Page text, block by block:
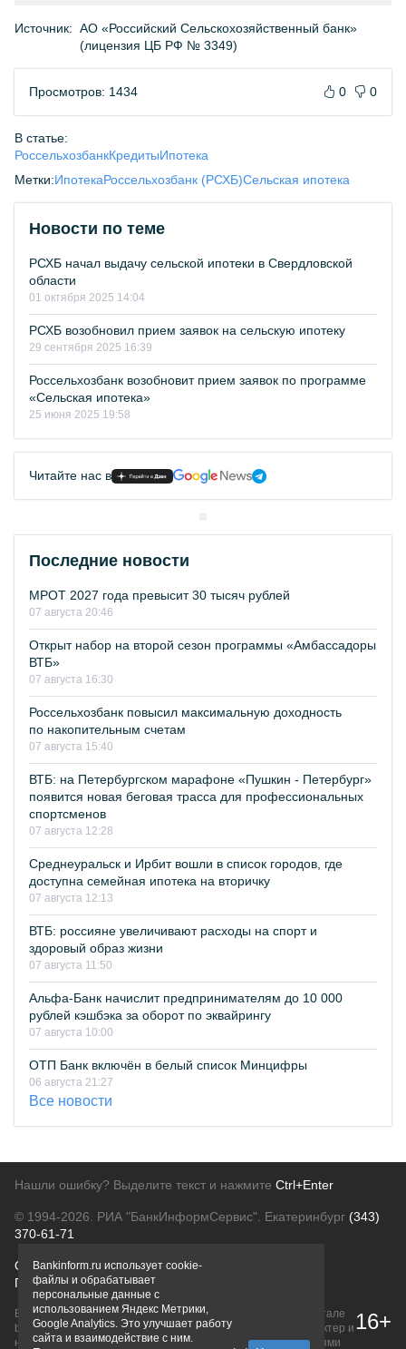
Источник: АО «Российский Сельскохозяйственный банк»
(лицензия ЦБ РФ № 3349)
Просмотров: 1434 0 0
В статье:
РоссельхозбанкКредитыИпотека
Метки:ИпотекаРоссельхозбанк (РСХБ)Сельская ипотека
Новости по теме
РСХБ начал выдачу сельской ипотеки в Свердловской
области
01 октября 2025 14:04
РСХБ возобновил прием заявок на сельскую ипотеку
29 сентября 2025 16:39
Россельхозбанк возобновит прием заявок по программе
«Сельская ипотека»
25 июня 2025 19:58
Читайте нас в
Последние новости
МРОТ 2027 года превысит 30 тысяч рублей
07 августа 20:46
Открыт набор на второй сезон программы «Амбассадоры
ВТБ»
07 августа 16:30
Россельхозбанк повысил максимальную доходность
по накопительным счетам
07 августа 15:40
ВТБ: на Петербургском марафоне «Пушкин - Петербург»
появится новая беговая трасса для профессиональных
спортсменов
07 августа 12:28
Среднеуральск и Ирбит вошли в список городов, где
доступна семейная ипотека на вторичку
07 августа 12:13
ВТБ: россияне увеличивают расходы на спорт и
здоровый образ жизни
07 августа 11:50
Альфа-Банк начислит предпринимателям до 10 000
рублей кэшбэка за оборот по эквайрингу
07 августа 10:00
ОТП Банк включён в белый список Минцифры
06 августа 21:27
Все новости
Нашли ошибку? Выделите текст и нажмите Ctrl+Enter
© 1994-2026. РИА "БанкИнформСервис". Екатеринбург (343)
370-61-71
О проектеПолитика конфиденциальности
Правовая информацияДля рекламодателей
Вся информация о продуктах банков, размещенная на портале
bankinform.ru, носит исключительно ознакомительный характер и
не является публичной офертой, определяемой положениями
16+
Bankinform.ru использует cookie-
файлы и обрабатывает
персональные данные с
использованием Яндекс Метрики,
Google Analytics. Это улучшает работу
сайта и взаимодействие с ним.